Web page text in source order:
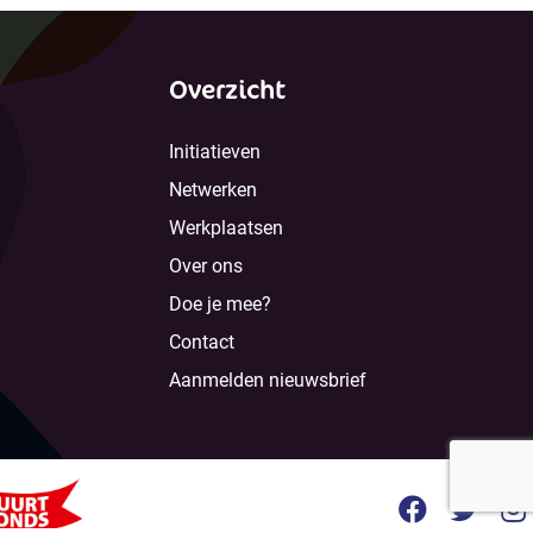
Overzicht
Initiatieven
Netwerken
Werkplaatsen
Over ons
Doe je mee?
Contact
Aanmelden nieuwsbrief